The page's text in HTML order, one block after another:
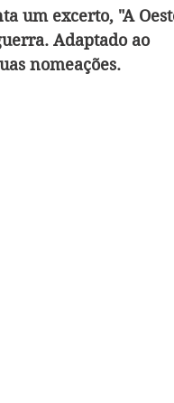
um excerto, "A
Adaptado ao
nomeações.